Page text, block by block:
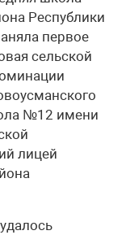
Республики
первое
сельской
№12 имени
лицей